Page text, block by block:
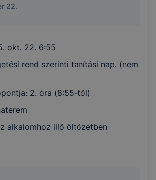
22.
okt. 22. 6:55
rend szerinti tanítási nap. (nem
2. óra (8:55-től)
alkalomhoz illő öltözetben